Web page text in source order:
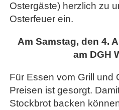
Ostergäste) herzlich zu
Osterfeuer ein.
Am Samstag, den 4.
am DGH
Für Essen vom Grill und
Preisen ist gesorgt.
Stockbrot backen